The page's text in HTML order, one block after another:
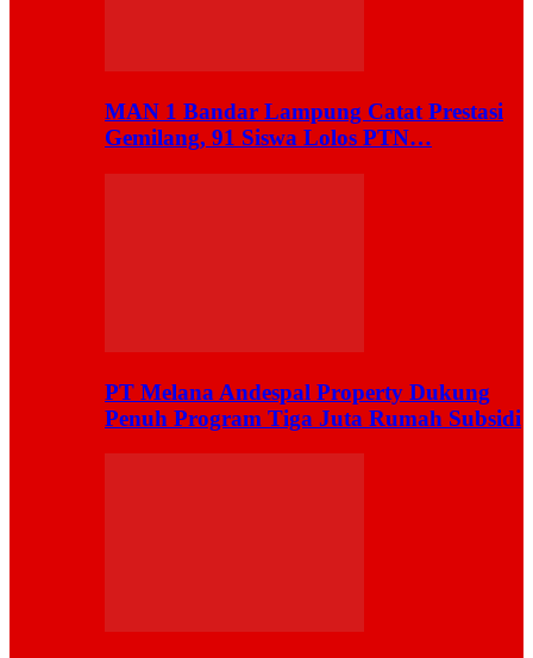
MAN 1 Bandar Lampung Catat Prestasi
Gemilang, 91 Siswa Lolos PTN…
PT Melana Andespal Property Dukung
Penuh Program Tiga Juta Rumah Subsidi